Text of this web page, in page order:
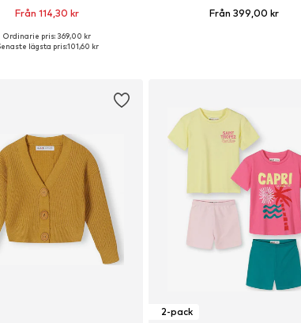
Från 114,30 kr
i många storlekar
Ordinarie pris: 369,00 kr
lägsta pris:101,60 kr
Från 399,00 kr
2-pack